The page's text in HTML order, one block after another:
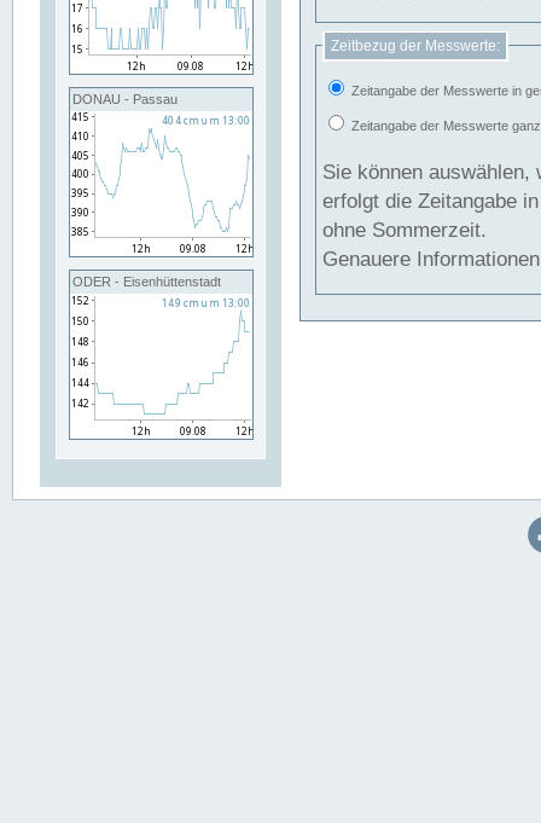
DONAU - Passau
ODER - Eisenhüttenstadt
Zeitbezug der Messwerte:
Zeitangabe der Messwerte in
Zeitangabe der Messwerte
Sie können auswählen,
erfolgt die Zeitangabe
ohne Sommerzeit.
Genauere